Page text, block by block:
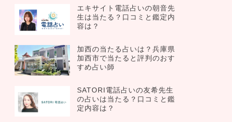
エキサイト電話占いの朝音先
生は当たる？口コミと鑑定内
容は？
加西の当たる占いは？兵庫県
加西市で当たると評判のおす
すめ占い師
SATORI電話占いの友希先生
の占いは当たる？口コミと鑑
定内容は？